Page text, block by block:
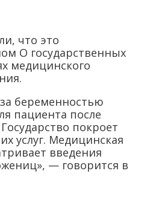
что это
О государственных
медицинского
беременностью
пациента после
покроет
услуг. Медицинская
введения
— говорится в